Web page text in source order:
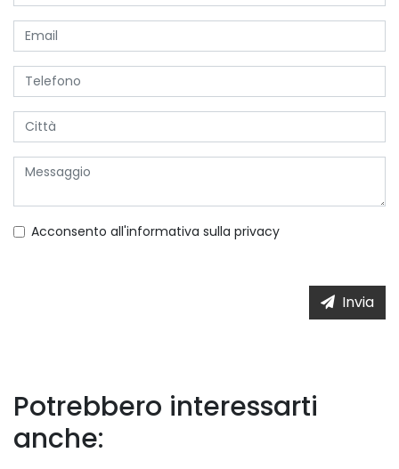
Acconsento all'informativa sulla privacy
Invia
Potrebbero interessarti
anche: